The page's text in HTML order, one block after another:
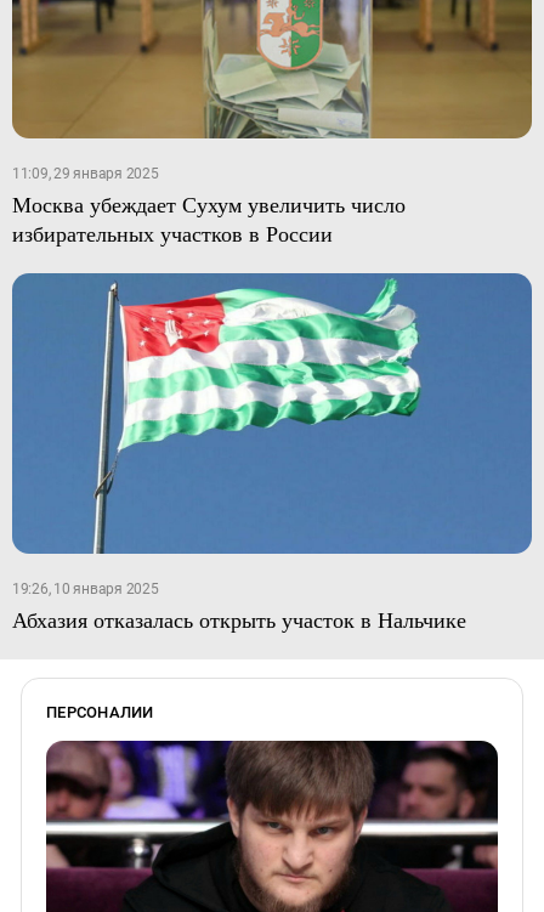
11:09, 29 января 2025
Москва убеждает Сухум увеличить число
избирательных участков в России
19:26, 10 января 2025
Абхазия отказалась открыть участок в Нальчике
ПЕРСОНАЛИИ